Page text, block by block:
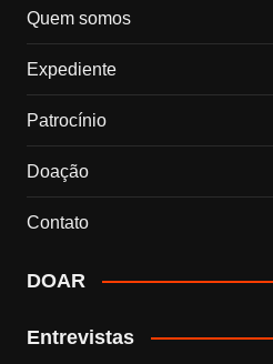
Quem somos
Expediente
Patrocínio
Doação
Contato
DOAR
Entrevistas